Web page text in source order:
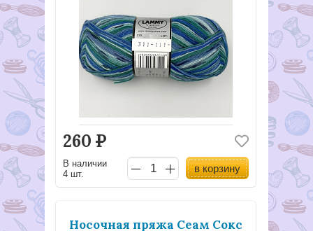
260 Р
В наличии
4 шт.
в корзину
Носочная пряжа Сеам Сокс